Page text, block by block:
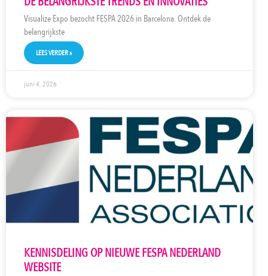
Visualize Expo bezocht FESPA 2026 in Barcelona. Ontdek de
belangrijkste
LEES VERDER »
juni 4, 2026
KENNISDELING OP NIEUWE FESPA NEDERLAND
WEBSITE